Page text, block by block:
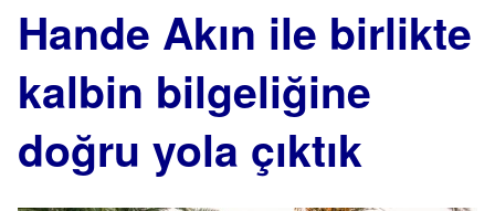
Hande Akın ile birlikte
kalbin bilgeliğine
doğru yola çıktık